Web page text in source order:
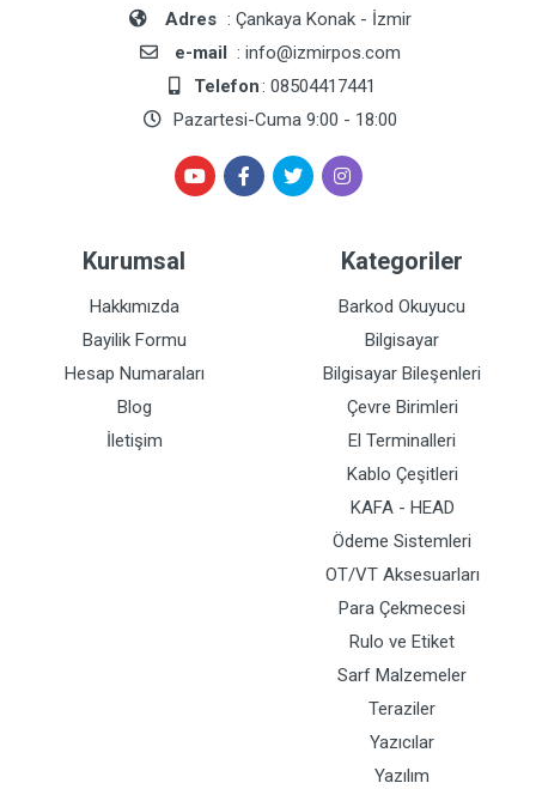
Adres : Çankaya Konak - İzmir
e-mail : info@izmirpos.com
Telefon: 08504417441
Pazartesi-Cuma 9:00 - 18:00
Kurumsal
Hakkımızda
Bayilik Formu
Hesap Numaraları
Blog
İletişim
Kategoriler
Barkod Okuyucu
Bilgisayar
Bilgisayar Bileşenleri
Çevre Birimleri
El Terminalleri
Kablo Çeşitleri
KAFA - HEAD
Ödeme Sistemleri
OT/VT Aksesuarları
Para Çekmecesi
Rulo ve Etiket
Sarf Malzemeler
Teraziler
Yazıcılar
Yazılım